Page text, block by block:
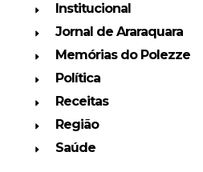
Institucional
Jornal de Araraquara
Memórias do Polezze
Política
Receitas
Região
Saúde